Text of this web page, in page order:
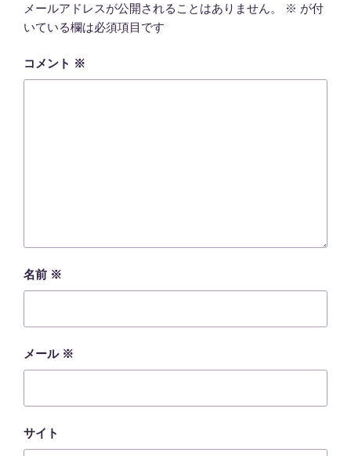
メールアドレスが公開されることはありません。 ※ が付
いている欄は必須項目です
コメント ※
名前 ※
メール ※
サイト